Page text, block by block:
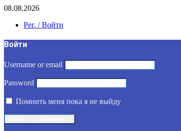
08.08.2026
Рег. / Войти
Войти
Username or email
Password
Помнить меня пока я не выйду